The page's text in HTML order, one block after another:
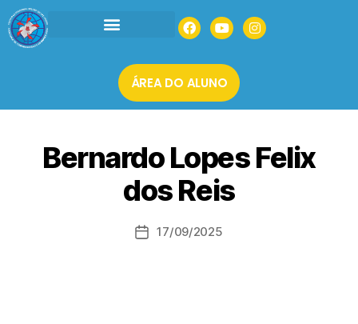
ÁREA DO ALUNO
Bernardo Lopes Felix
dos Reis
17/09/2025